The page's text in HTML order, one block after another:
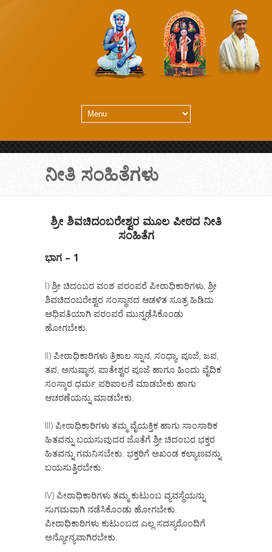
ನೀತಿ ಸಂಹಿತೆಗಳು
ಶ್ರೀ ಶಿವಚಿದಂಬರೇಶ್ವರ ಮೂಲ ಪೀಠದ ನೀತಿ
ಸಂಹಿತೆಗ
ಭಾಗ – 1
I) ಶ್ರೀ ಚಿದಂಬರ ವಂಶ ಪರಂಪರೆ ಪೀಠಾಧಿಕಾರಿಗಳು, ಶ್ರೀ
ಶಿವಚಿದಂಬರೇಶ್ವರ ಸಂಸ್ಥಾನದ ಆಡಳಿತ ಸೂತ್ರ ಹಿಡಿದು
ಅಧಿಪತಿಯಾಗಿ ಪರಂಪರೆ ಮುನ್ನಢೆಸಿಕೊಂಡು
ಹೋಗಬೇಕು.
II) ಪೀಠಾಧಿಕಾರಿಗಳು ತ್ರಿಕಾಲ ಸ್ನಾನ, ಸಂಧ್ಯಾ, ಪೂಜೆ, ಜಪ,
ತಪ, ಅನುಷ್ಠಾನ, ಪಾತೇಶ್ವರ ಪೂಜೆ ಹಾಗೂ ಹಿಂದು ವೈದಿಕ
ಸಂಸ್ಕಾರ ಧರ್ಮ ಪರಿಪಾಲನೆ ಮಾಡಬೇಕು ಹಾಗು
ಆಚರಣೆಯನ್ನು ಮಾಡಬೇಕು.
III) ಪೀಠಾಧಿಕಾರಿಗಳು ತಮ್ಮ ವೈಯಕ್ತಿಕ ಹಾಗು ಸಾಂಸಾರಿಕ
ಹಿತವನ್ನು ಬಯಸುವುದರ ಜೊತೆಗೆ ಶ್ರೀ ಚಿದಂಬರ ಭಕ್ತರ
ಹಿತವನ್ನು ಗಮನಿಸಬೇಕು. ಭಕ್ತರಿಗೆ ಅಖಂಡ ಕಲ್ಯಾಣವನ್ನು
ಬಯಸುತ್ತಿರಬೇಕು.
IV) ಪೀಠಾಧಿಕಾರಿಗಳು ತಮ್ಮ ಕುಟುಂಬ ವ್ಯವಸ್ಥೆಯನ್ನು
ಸುಗಮವಾಗಿ ನಡೆಸಿಕೊಂಡು ಹೋಗಬೇಕು.
ಪೀಠಾಧಿಕಾರಿಗಳು ಕುಟುಂಬದ ಎಲ್ಲ ಸದಸ್ಯರೊಂದಿಗೆ
ಅನ್ಯೋನ್ಯವಾಗಿರಬೇಕು.